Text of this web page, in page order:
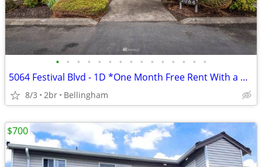
• • • • • • • • • • • • • • •
5064 Festival Blvd - 1D *One Month Free Rent With a New Lease*
8/3 2br Bellingham
$700